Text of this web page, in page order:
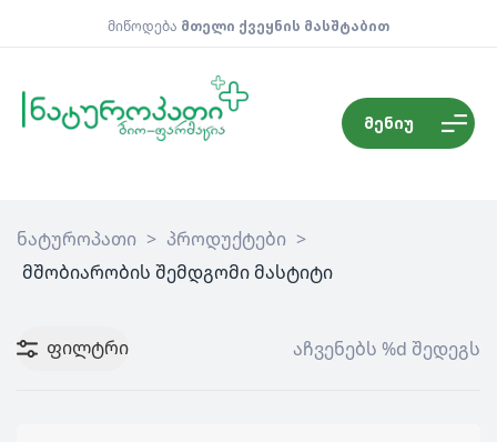
მიწოდება მთელი ქვეყნის მასშტაბით
მენიუ
ნატუროპათი > პროდუქტები >
მშობიარობის შემდგომი მასტიტი
ფილტრი აჩვენებს %d შედეგს